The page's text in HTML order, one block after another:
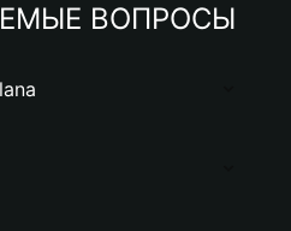
ВОПРОСЫ